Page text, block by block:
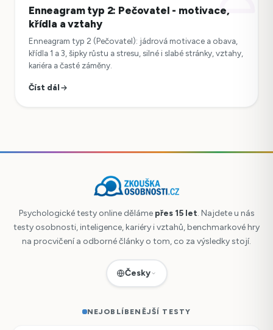
Enneagram typ 2: Pečovatel - motivace,
křídla a vztahy
Enneagram typ 2 (Pečovatel): jádrová motivace a obava,
křídla 1 a 3, šipky růstu a stresu, silné i slabé stránky, vztahy,
kariéra a časté záměny.
Číst dál
Psychologické testy online děláme přes 15 let. Najdete u nás
testy osobnosti, inteligence, kariéry i vztahů, benchmarkové hry
na procvičení a odborné články o tom, co za výsledky stojí.
Česky
NEJOBLÍBENĚJŠÍ TESTY